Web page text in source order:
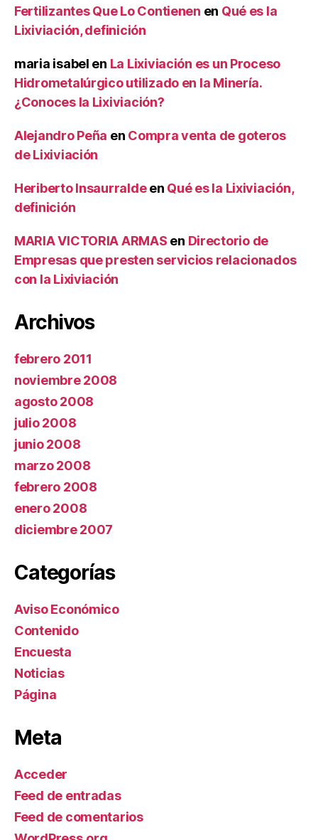
Fertilizantes Que Lo Contienen en Qué es la
Lixiviación, definición
maria isabel en La Lixiviación es un Proceso
Hidrometalúrgico utilizado en la Minería.
¿Conoces la Lixiviación?
Alejandro Peña en Compra venta de goteros
de Lixiviación
Heriberto Insaurraldeen Qué es la Lixiviación,
definición
MARIA VICTORIA ARMAS en Directorio de
Empresas que presten servicios relacionados
con la Lixiviación
Archivos
febrero 2011
noviembre 2008
agosto 2008
julio 2008
junio 2008
marzo 2008
febrero 2008
enero 2008
diciembre 2007
Categorías
Aviso Económico
Contenido
Encuesta
Noticias
Página
Meta
Acceder
Feed de entradas
Feed de comentarios